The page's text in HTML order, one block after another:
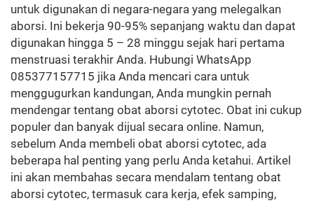
untuk digunakan di negara-negara yang melegalkan
aborsi. Ini bekerja 90-95% sepanjang waktu dan dapat
digunakan hingga 5 – 28 minggu sejak hari pertama
menstruasi terakhir Anda. Hubungi WhatsApp
085377157715 jika Anda mencari cara untuk
menggugurkan kandungan, Anda mungkin pernah
mendengar tentang obat aborsi cytotec. Obat ini cukup
populer dan banyak dijual secara online. Namun,
sebelum Anda membeli obat aborsi cytotec, ada
beberapa hal penting yang perlu Anda ketahui. Artikel
ini akan membahas secara mendalam tentang obat
aborsi cytotec, termasuk cara kerja, efek samping,